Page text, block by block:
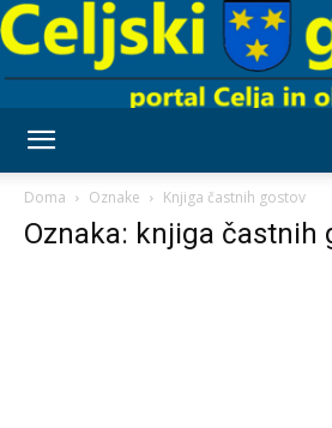
Doma Oznake Knjiga častnih gostov
Oznaka: knjiga častnih